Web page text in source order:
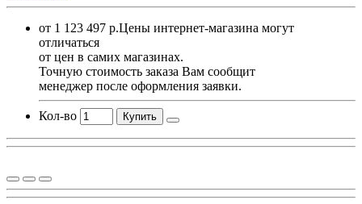
от 1 123 497 р.Цены интернет-магазина могут
отличаться
от цен в самих магазинах.
Точную стоимость заказа Вам сообщит
менеджер после оформления заявки.
Кол-во Купить